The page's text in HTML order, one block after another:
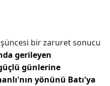
bir zaruret sonucu
gerileyen
günlerine
yönünü Batı'ya